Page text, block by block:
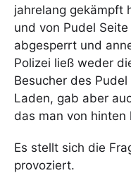
jahrelang gekämpft
und von Pudel
abgesperrt und
Polizei ließ weder
Besucher des
Laden, gab aber
das man von hinten
Es stellt sich die
provoziert.